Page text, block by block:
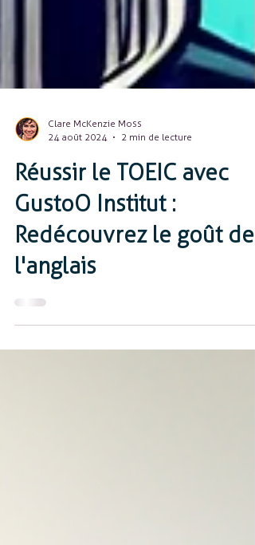
24 août 2024
2 min de lecture
Réussir le TOEIC avec
GustoO Institut :
Redécouvrez le goût de
l'anglais